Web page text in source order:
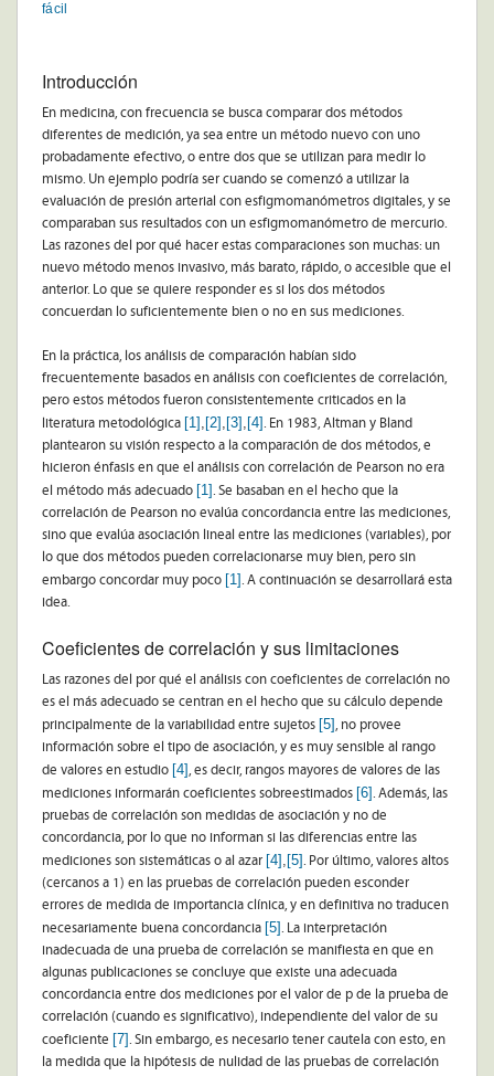
fácil
Introducción
En medicina, con frecuencia se busca comparar dos métodos
diferentes de medición, ya sea entre un método nuevo con uno
probadamente efectivo, o entre dos que se utilizan para medir lo
mismo. Un ejemplo podría ser cuando se comenzó a utilizar la
evaluación de presión arterial con esfigmomanómetros digitales, y se
comparaban sus resultados con un esfigmomanómetro de mercurio.
Las razones del por qué hacer estas comparaciones son muchas: un
nuevo método menos invasivo, más barato, rápido, o accesible que el
anterior. Lo que se quiere responder es si los dos métodos
concuerdan lo suficientemente bien o no en sus mediciones.
En la práctica, los análisis de comparación habían sido
frecuentemente basados en análisis con coeficientes de correlación,
pero estos métodos fueron consistentemente criticados en la
literatura metodológica [1] , [2] , [3] , [4]. En 1983, Altman y Bland
plantearon su visión respecto a la comparación de dos métodos, e
hicieron énfasis en que el análisis con correlación de Pearson no era
el método más adecuado [1]. Se basaban en el hecho que la
correlación de Pearson no evalúa concordancia entre las mediciones,
sino que evalúa asociación lineal entre las mediciones (variables), por
lo que dos métodos pueden correlacionarse muy bien, pero sin
embargo concordar muy poco [1]. A continuación se desarrollará esta
idea.
Coeficientes de correlación y sus limitaciones
Las razones del por qué el análisis con coeficientes de correlación no
es el más adecuado se centran en el hecho que su cálculo depende
principalmente de la variabilidad entre sujetos [5] , no provee
información sobre el tipo de asociación, y es muy sensible al rango
de valores en estudio [4] , es decir, rangos mayores de valores de las
mediciones informarán coeficientes sobreestimados [6]. Además, las
pruebas de correlación son medidas de asociación y no de
concordancia, por lo que no informan si las diferencias entre las
mediciones son sistemáticas o al azar [4] , [5]. Por último, valores altos
(cercanos a 1) en las pruebas de correlación pueden esconder
errores de medida de importancia clínica, y en definitiva no traducen
necesariamente buena concordancia [5]. La interpretación
inadecuada de una prueba de correlación se manifiesta en que en
algunas publicaciones se concluye que existe una adecuada
concordancia entre dos mediciones por el valor de p de la prueba de
correlación (cuando es significativo), independiente del valor de su
coeficiente [7]. Sin embargo, es necesario tener cautela con esto, en
la medida que la hipótesis de nulidad de las pruebas de correlación